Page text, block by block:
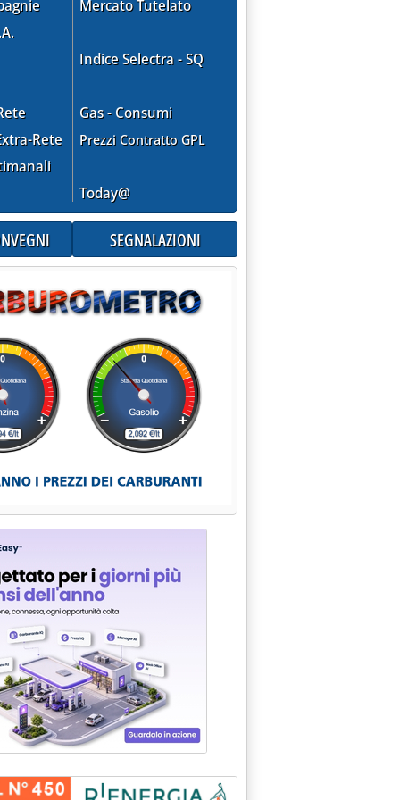
Rete
Mercato Tutelato
Indice Selectra - SQ
Gas - Consumi
Prezzi Contratto GPL
Today@
SEGNALAZIONI